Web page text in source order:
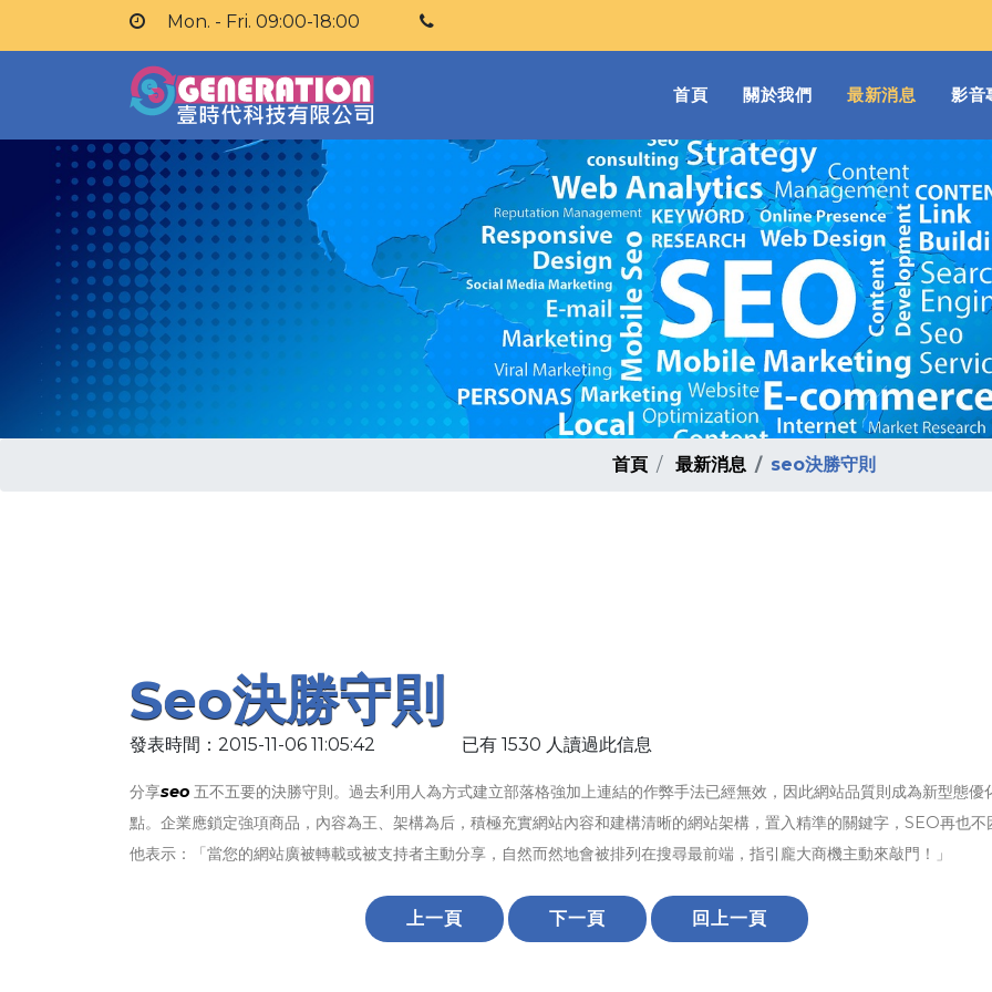
Mon. - Fri. 09:00-18:00
首頁(current)
關於我們 最新消息 影音
首頁 最新消息 seo決勝守則
Seo決勝守則
發表時間：2015-11-06 11:05:42 已有 1530 人讀過此信息
分享seo 五不五要的決勝守則。過去利用人為方式建立部落格強加上連結的作弊手法已經無效，因此網站品質則成為新型態優
點。企業應鎖定強項商品，內容為王、架構為后，積極充實網站內容和建構清晰的網站架構，置入精準的關鍵字，SEO再也不
他表示：「當您的網站廣被轉載或被支持者主動分享，自然而然地會被排列在搜尋最前端，指引龐大商機主動來敲門！」
上一頁 下一頁 回上一頁